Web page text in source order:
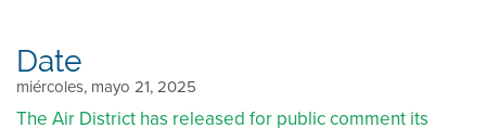
Date
miércoles, mayo 21, 2025
The Air District has released for public comment its